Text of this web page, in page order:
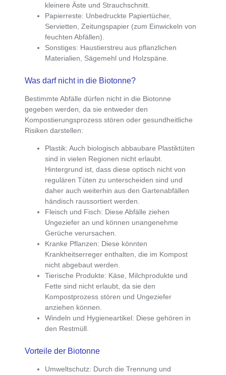
kleinere Äste und Strauchschnitt.
Papierreste: Unbedruckte Papiertücher,
Servietten, Zeitungspapier (zum Einwickeln von
feuchten Abfällen).
Sonstiges: Haustierstreu aus pflanzlichen
Materialien, Sägemehl und Holzspäne.
Was darf nicht in die Biotonne?
Bestimmte Abfälle dürfen nicht in die Biotonne
gegeben werden, da sie entweder den
Kompostierungsprozess stören oder gesundheitliche
Risiken darstellen:
Plastik: Auch biologisch abbaubare Plastiktüten
sind in vielen Regionen nicht erlaubt.
Hintergrund ist, dass diese optisch nicht von
regulären Tüten zu unterscheiden sind und
daher auch weiterhin aus den Gartenabfällen
händisch raussortiert werden.
Fleisch und Fisch: Diese Abfälle ziehen
Ungeziefer an und können unangenehme
Gerüche verursachen.
Kranke Pflanzen: Diese könnten
Krankheitserreger enthalten, die im Kompost
nicht abgebaut werden.
Tierische Produkte: Käse, Milchprodukte und
Fette sind nicht erlaubt, da sie den
Kompostprozess stören und Ungeziefer
anziehen können.
Windeln und Hygieneartikel: Diese gehören in
den Restmüll.
Vorteile der Biotonne
Umweltschutz: Durch die Trennung und